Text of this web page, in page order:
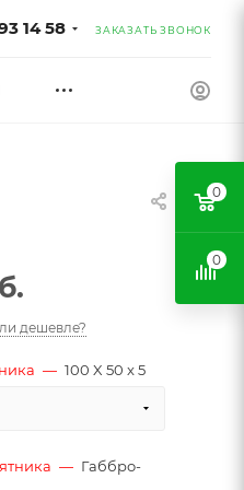
14 58 ЗАКАЗАТЬ ЗВОНОК
дешевле?
— 100 X 50 x 5
— Габбро-
0
0